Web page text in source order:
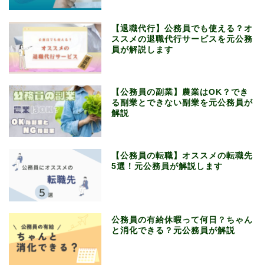
【退職代行】公務員でも使える？オ
ススメの退職代行サービスを元公務
員が解説します
【公務員の副業】農業はOK？でき
る副業とできない副業を元公務員が
解説
【公務員の転職】オススメの転職先
5選！元公務員が解説します
公務員の有給休暇って何日？ちゃん
と消化できる？元公務員が解説